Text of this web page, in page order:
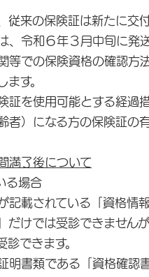
従来の保険証は新たに交
、令和６年３月中旬に発
等での保険資格の確認方
す。
証を使用可能とする経過
）になる方の保険証の
満了後について
る場合
載されている「資格情報
けでは受診できません
できます。
書類である「資格確認